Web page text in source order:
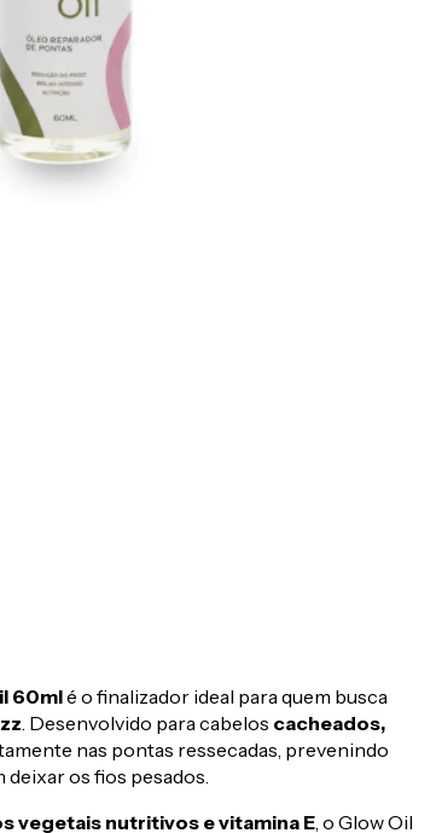
60mlé o finalizador ideal para quem busca
. Desenvolvido para cabelos cacheados,
nas pontas ressecadas, prevenindo
deixar os fios pesados.
vegetais nutritivos e vitamina E, o Glow Oil